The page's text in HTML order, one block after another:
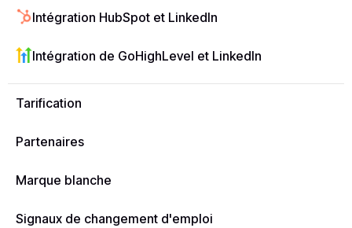
Intégration HubSpot et LinkedIn
Intégration de GoHighLevel et LinkedIn
Tarification
Partenaires
Marque blanche
Signaux de changement d'emploi
prospects , synchronisez des
sous le nom de votre agence.